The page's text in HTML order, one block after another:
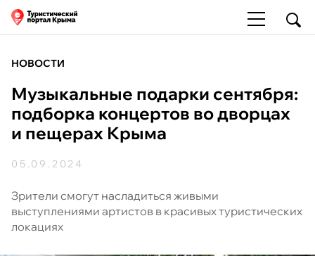
НОВОСТИ
Музыкальные подарки сентября:
подборка концертов во дворцах
и пещерах Крыма
05.09.2024
Зрители смогут насладиться живыми
выступлениями артистов в красивых туристических
локациях